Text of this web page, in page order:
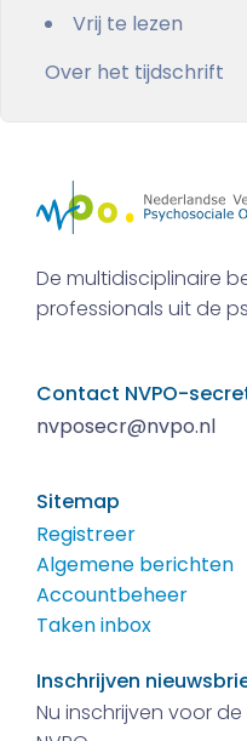
Vrij te lezen
Over het tijdschrift
De multidisciplinaire
professionals uit de
Contact NVPO-
nvposecr@nvpo.nl
Sitemap
Registreer
Algemene berichten
Accountbeheer
Taken inbox
Inschrijven
Nu inschrijven voor